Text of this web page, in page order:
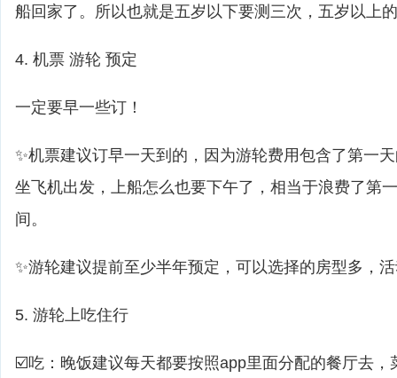
船回家了。所以也就是五岁以下要测三次，五岁以上
4. 机票 游轮 预定
一定要早一些订！
✨机票建议订早一天到的，因为游轮费用包含了第一
坐飞机出发，上船怎么也要下午了，相当于浪费了第
间。
✨游轮建议提前至少半年预定，可以选择的房型多，
5. 游轮上吃住行
☑️吃：晚饭建议每天都要按照app里面分配的餐厅去，